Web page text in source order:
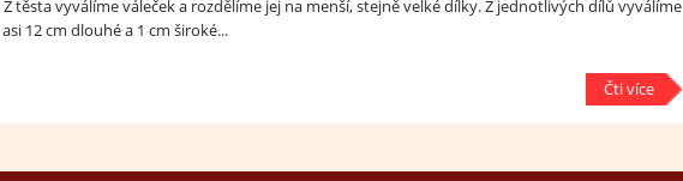
těsta vyválíme váleček a rozdělíme jej na menší, stejně velké dílky. Z jednotlivých dílů vyválíme
12 cm dlouhé a 1 cm široké...
Čti více